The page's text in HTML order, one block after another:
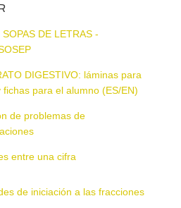
DE LETRAS -
DIGESTIVO: láminas para
fichas para el alumno (ES/EN)
de problemas de
entre una cifra
de iniciación a las fracciones